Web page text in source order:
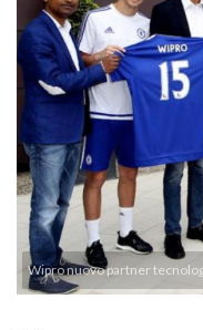
Wipro nuovo partner